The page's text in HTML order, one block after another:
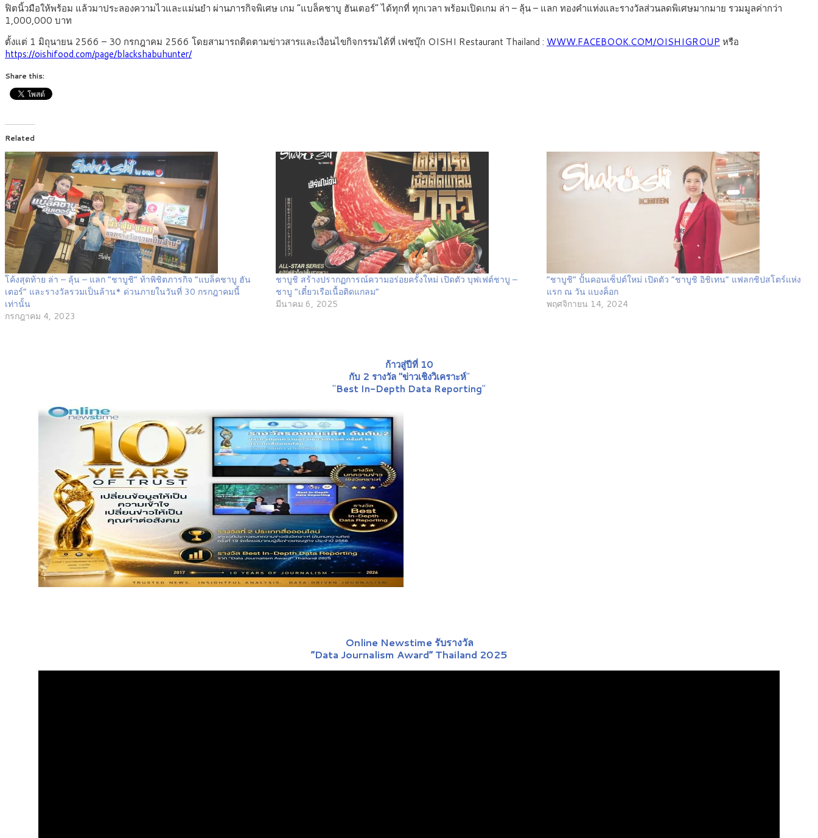
ฟิตนิ้วมือให้พร้อม แล้วมาประลองความไวและแม่นยำ ผ่านภารกิจพิเศษ เกม “แบล็คชาบู ฮันเตอร์” ได้ทุกที่ ทุกเวลา พร้อมเปิดเกม ล่า – ลุ้น – แลก ทองคำแท่งและรางวัลส่วนลดพิเศษมากมาย รวมมูลค่ากว่า
1,000,000 บาท
ตั้งแต่ 1 มิถุนายน 2566 – 30 กรกฎาคม 2566 โดยสามารถติดตามข่าวสารและเงื่อนไขกิจกรรมได้ที่ เฟซบุ๊ก OISHI Restaurant Thailand : WWW.FACEBOOK.COM/OISHIGROUP หรือ
https://oishifood.com/page/blackshabuhunter/
Share this:
Related
โค้งสุดท้าย ล่า – ลุ้น – แลก “ชาบูชิ” ท้าพิชิตภารกิจ “แบล็คชาบู ฮัน
เตอร์” และรางวัลรวมเป็นล้าน* ด่วนภายในวันที่ 30 กรกฎาคมนี้
เท่านั้น
กรกฎาคม 4, 2023
ชาบูชิ สร้างปรากฏการณ์ความอร่อยครั้งใหม่ เปิดตัว บุฟเฟต์ชาบู –
ชาบู “เตี๋ยวเรือเนื้อติดแกลม”
มีนาคม 6, 2025
“ชาบูชิ” ปั้นคอนเซ็ปต์ใหม่ เปิดตัว “ชาบูชิ อิชิเทน” แฟลกชิปสโตร์แห่ง
แรก ณ วัน แบงค็อก
พฤศจิกายน 14, 2024
ก้าวสู่ปีที่ 10
กับ 2 รางวัล "ข่าวเชิงวิเคราะห์"
"Best In-Depth Data Reporting"
Online Newstime รับรางวัล
“Data Journalism Award” Thailand 2025